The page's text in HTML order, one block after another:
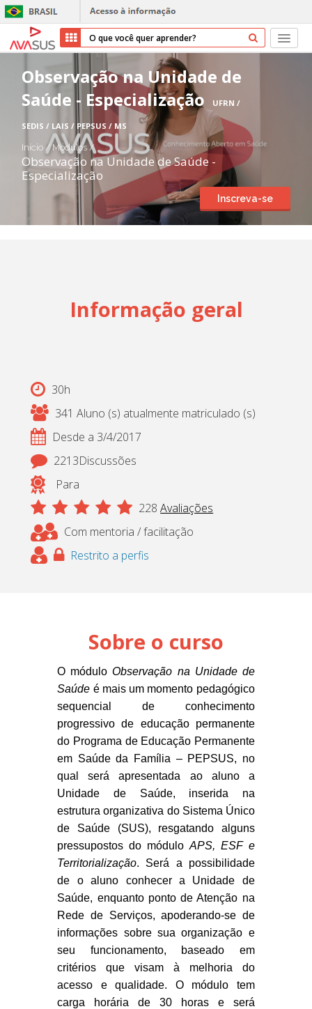
Início
Cursos
Parceiros
Sobre nós
Transparência
Entrar
Observação na Unidade de
Saúde - Especialização
UFRN /
SEDIS / LAIS / PEPSUS / MS
Início / Módulos/
Observação na Unidade de Saúde -
Especialização
Inscreva-se
Informação geral
30h
341 Aluno (s) atualmente matriculado (s)
Desde a 3/4/2017
2213Discussões
Para
228 Avaliações
Com mentoria / facilitação
Restrito a perfis
Sobre o curso
O móduloObservação na Unidade de
Saúde é mais um momento pedagógico
sequencial de conhecimento
progressivo de educação permanente
do Programa de Educação Permanente
em Saúde da Família – PEPSUS, no
qual será apresentada ao aluno a
Unidade de Saúde, inserida na
estrutura organizativa do Sistema Único
de Saúde (SUS), resgatando alguns
pressupostos do módulo APS, ESF e
Territorialização. Será a possibilidade
de o aluno conhecer a Unidade de
Saúde, enquanto ponto de Atenção na
Rede de Serviços, apoderando-se de
informações sobre sua organização e
seu funcionamento, baseado em
critérios que visam à melhoria do
acesso e qualidade. O módulo tem
carga horária de 30 horas e será